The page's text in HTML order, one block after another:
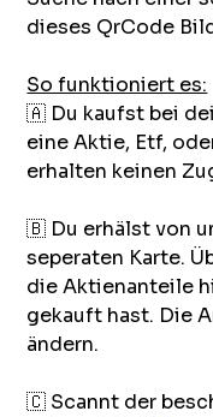
dieses QrCode
So funktioniert es:
🇦 Du kaufst bei
eine Aktie, Etf,
erhalten keinen
🇧 Du erhälst von
seperaten Karte.
die Aktienanteile
gekauft hast. Die
ändern.
🇨 Scannt der